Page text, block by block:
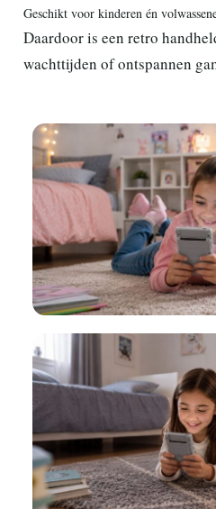
Geschikt voor kinderen én
Daardoor is een retro
wachttijden of ontspannen